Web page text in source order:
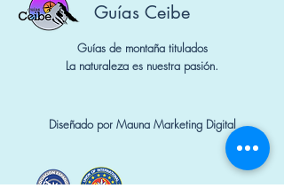
Guías Ceibe
Guías de montaña titulados
La naturaleza es nuestra pasión.
Diseñado por Mauna Marketing Digital
Nº Socios: 1650 y 1740